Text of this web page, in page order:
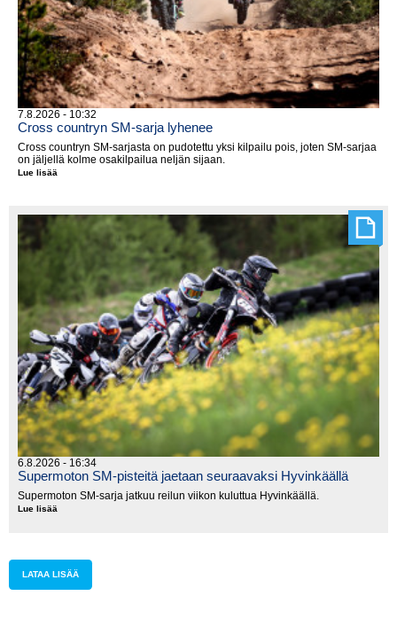
7.8.2026 - 10:32
Cross countryn SM-sarja lyhenee
Cross countryn SM-sarjasta on pudotettu yksi kilpailu pois, joten SM-sarjaa
on jäljellä kolme osakilpailua neljän sijaan.
Lue lisää
lyhenee
6.8.2026 - 16:34
Supermoton SM-pisteitä jaetaan seuraavaksi Hyvinkäällä
Supermoton SM-sarja jatkuu reilun viikon kuluttua Hyvinkäällä.
Lue lisää
seuraavaksi
Hyvinkäällä
LATAA LISÄÄ